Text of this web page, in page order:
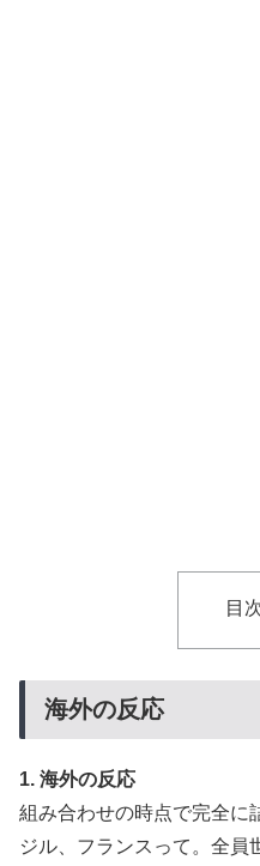
目
海外の反応
1. 海外の反応
組み合わせの時点で完全に
ジル、フランスって。全員